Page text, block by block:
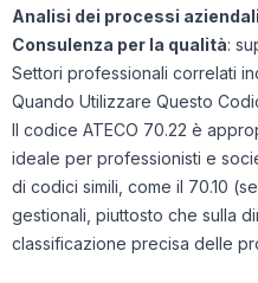
Analisi dei processi aziendali
Consulenza per la qualità:
Settori professionali correlati
Quando Utilizzare Questo
Il codice ATECO 70.22 è
ideale per professionisti e
di codici simili, come il 70.10
gestionali, piuttosto che sulla
classificazione precisa delle